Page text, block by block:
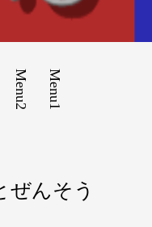
Menu1
Menu2
ぜんそう